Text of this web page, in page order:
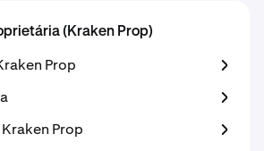
(Kraken Prop)
Prop
Prop